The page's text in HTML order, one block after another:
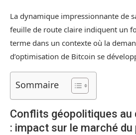
La dynamique impressionnante de
feuille de route claire indiquent un
terme dans un contexte où la
d’optimisation de Bitcoin se
Sommaire
Conflits géopolitiques au
: impact sur le marché